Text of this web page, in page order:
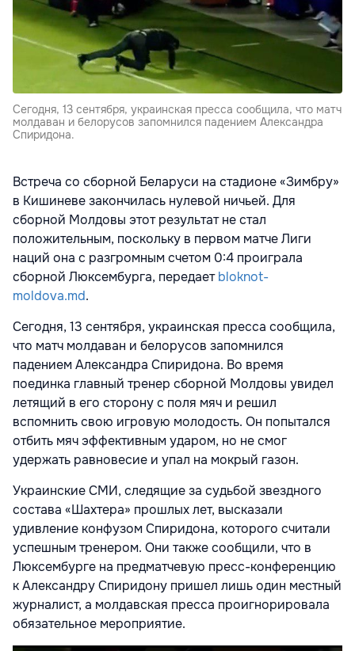
Сегодня, 13 сентября, украинская пресса сообщила, что матч
молдаван и белорусов запомнился падением Александра
Спиридона.
Встреча со сборной Беларуси на стадионе «Зимбру»
в Кишиневе закончилась нулевой ничьей. Для
сборной Молдовы этот результат не стал
положительным, поскольку в первом матче Лиги
наций она с разгромным счетом 0:4 проиграла
сборной Люксембурга, передаетbloknot-
moldova.md.
Сегодня, 13 сентября, украинская пресса сообщила,
что матч молдаван и белорусов запомнился
падением Александра Спиридона. Во время
поединка главный тренер сборной Молдовы увидел
летящий в его сторону с поля мяч и решил
вспомнить свою игровую молодость. Он попытался
отбить мяч эффективным ударом, но не смог
удержать равновесие и упал на мокрый газон.
Украинские СМИ, следящие за судьбой звездного
состава «Шахтера» прошлых лет, высказали
удивление конфузом Спиридона, которого считали
успешным тренером. Они также сообщили, что в
Люксембурге на предматчевую пресс-конференцию
к Александру Спиридону пришел лишь один местный
журналист, а молдавская пресса проигнорировала
обязательное мероприятие.